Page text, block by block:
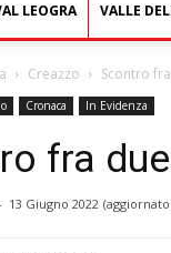
LEOGRA VALLE
Creazzo Scontro
Cronaca In Evidenza
fra
13 Giugno 2022